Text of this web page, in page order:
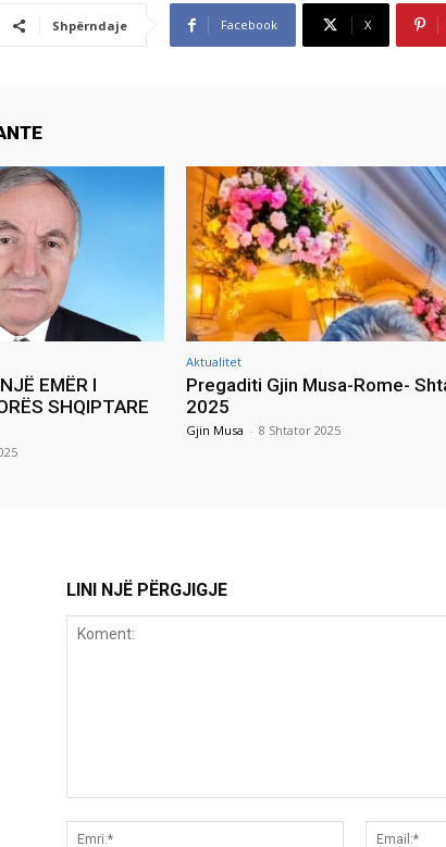
Shpërndaje Facebook X
EMËR I
SHQIPTARE
Aktualitet
Pregaditi Gjin Musa-Rome-
2025
Gjin Musa - 8 Shtator 2025
LINI NJË PËRGJIGJE
Emri:*